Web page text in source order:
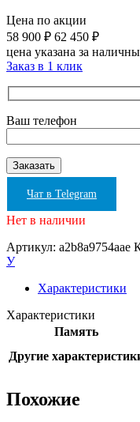
Цена по акции
58 900 ₽ 62 450 ₽
цена указана за
Заказ в 1 клик
Ваш телефон
Чат в Telegram
Нет в наличии
Артикул: a2b8a9754aae
У
Характеристики
Характеристики
Память
Другие
Похожие